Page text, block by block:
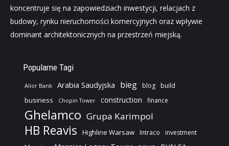
koncentruje się na zapowiedziach inwestycji, relacjach z
budowy, rynku nieruchomości komercyjnych oraz wpływie
dominant architektonicznych na przestrzeń miejską.
Popularne Tagi
Alior Bank Arabia Saudyjska bieg blog build
business Chopin Tower construction finance
Ghelamco Grupa Karimpol
HB Reavis Highline Warsaw Intraco
investment